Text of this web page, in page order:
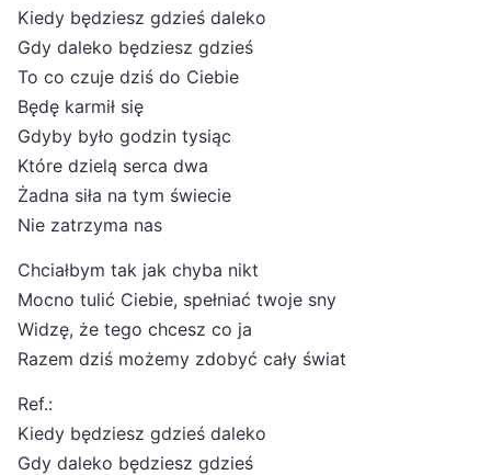
Kiedy będziesz gdzieś daleko
Gdy daleko będziesz gdzieś
To co czuje dziś do Ciebie
Będę karmił się
Gdyby było godzin tysiąc
Które dzielą serca dwa
Żadna siła na tym świecie
Nie zatrzyma nas
Chciałbym tak jak chyba nikt
Mocno tulić Ciebie, spełniać twoje sny
Widzę, że tego chcesz co ja
Razem dziś możemy zdobyć cały świat
Ref.:
Kiedy będziesz gdzieś daleko
Gdy daleko będziesz gdzieś